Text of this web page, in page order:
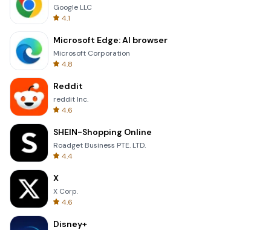
Google LLC
4.1
Microsoft Edge: AI browser
Microsoft Corporation
4.8
Reddit
reddit Inc.
4.6
SHEIN-Shopping Online
Roadget Business PTE. LTD.
4.4
X
X Corp.
4.6
Disney+